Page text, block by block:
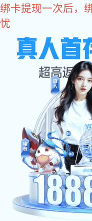
星空电子
智造先锋
筑五金斩获
建筑奖及
文章作
智造先锋 再攀高
年度北极星建筑奖及大